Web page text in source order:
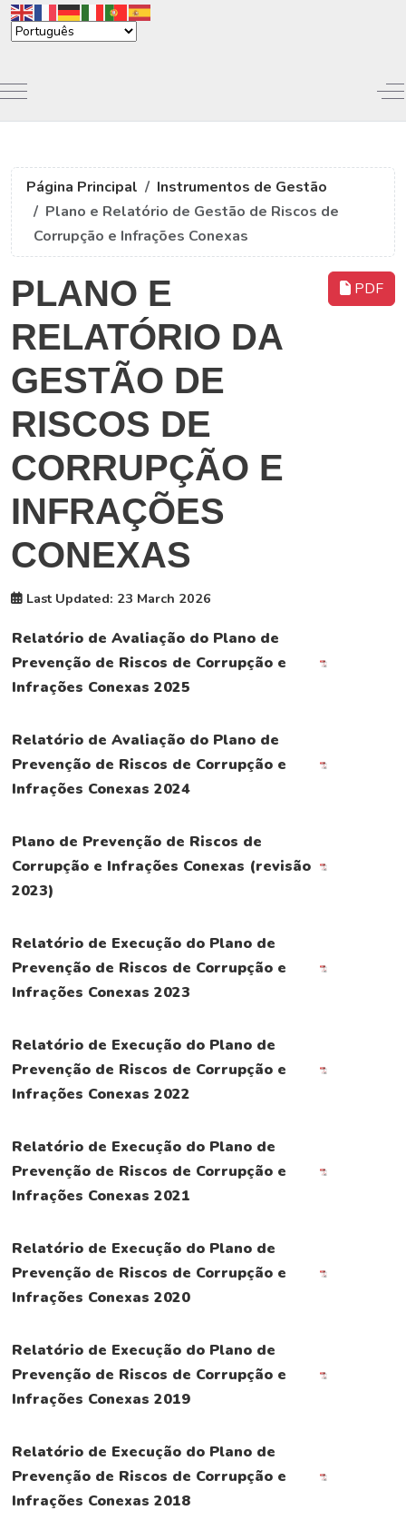
Mobile Menu Toggle
Página Principal
Instrumentos de Gestão
Plano e Relatório de Gestão de Riscos de
Corrupção e Infrações Conexas
PDF
PLANO E
RELATÓRIO DA
GESTÃO DE
RISCOS DE
CORRUPÇÃO E
INFRAÇÕES
CONEXAS
Last Updated: 23 March 2026
Relatório de Avaliação do Plano de
Prevenção de Riscos de Corrupção e
Infrações Conexas 2025
Relatório de Avaliação do Plano de
Prevenção de Riscos de Corrupção e
Infrações Conexas 2024
Plano de Prevenção de Riscos de
Corrupção e Infrações Conexas (revisão
2023)
Relatório de Execução do Plano de
Prevenção de Riscos de Corrupção e
Infrações Conexas 2023
Relatório de Execução do Plano de
Prevenção de Riscos de Corrupção e
Infrações Conexas 2022
Relatório de Execução do Plano de
Prevenção de Riscos de Corrupção e
Infrações Conexas 2021
Relatório de Execução do Plano de
Prevenção de Riscos de Corrupção e
Infrações Conexas 2020
Relatório de Execução do Plano de
Prevenção de Riscos de Corrupção e
Infrações Conexas 2019
Relatório de Execução do Plano de
Prevenção de Riscos de Corrupção e
Infrações Conexas 2018